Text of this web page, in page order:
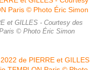
et GILLES - Courtesy des
© Photo Éric Simon